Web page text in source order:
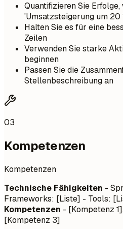
Quantifizieren Sie
'Umsatzsteigerung um 20
Halten Sie es für eine
Zeilen
Verwenden Sie starke
beginnen
Passen Sie die
Stellenbeschreibung an
03
Kompetenzen
Kompetenzen
Technische Fähigkeiten -
Frameworks: [Liste] - Tools:
Kompetenzen - [Kompetenz
[Kompetenz 3]